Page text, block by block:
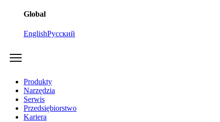
Global
EnglishРусский
Produkty
Narzędzia
Serwis
Przedsiębiorstwo
Kariera